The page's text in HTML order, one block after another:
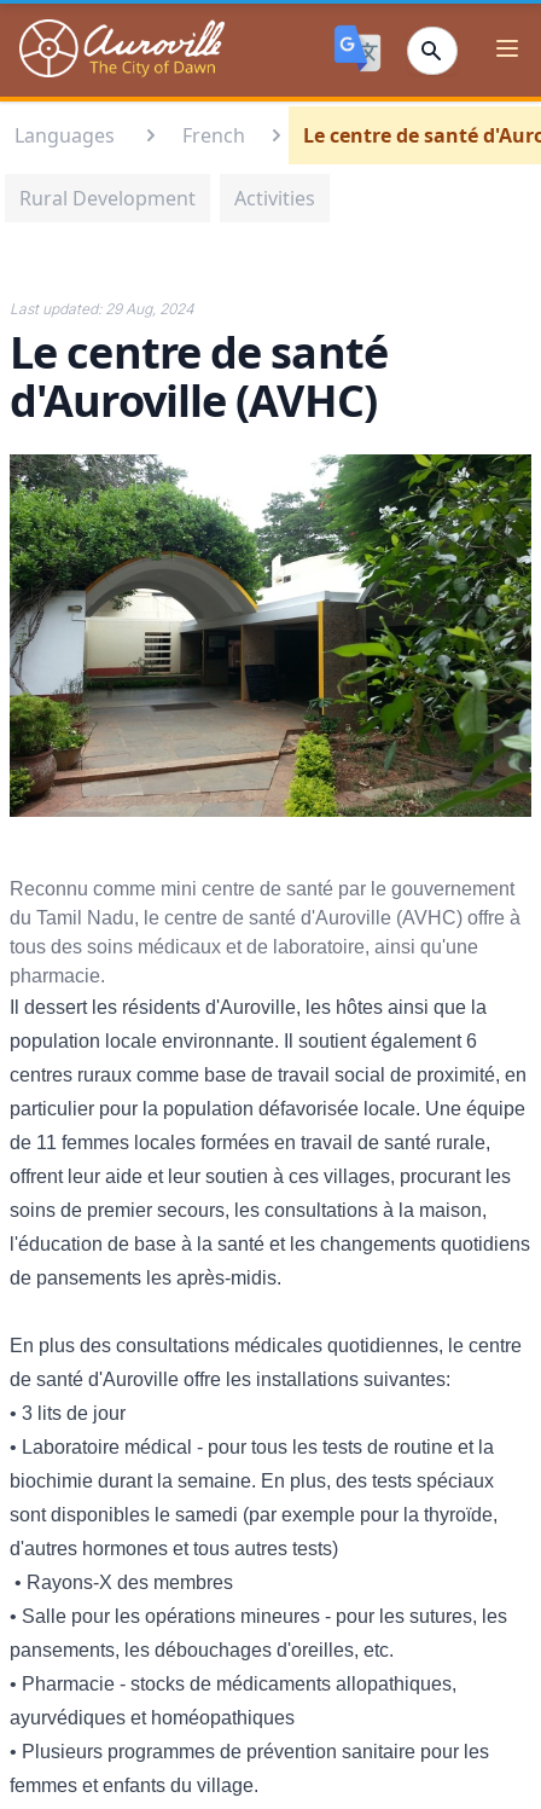
Auroville
Languages French Le centre de santé
Rural Development Activities
Last updated: 29 Aug, 2024
Le centre de santé
d'Auroville (AVHC)
Reconnu comme mini centre de santé par le gouvernement
du Tamil Nadu, le centre de santé d'Auroville (AVHC) offre à
tous des soins médicaux et de laboratoire, ainsi qu'une
pharmacie.
Il dessert les résidents d'Auroville, les hôtes ainsi que la
population locale environnante. Il soutient également 6
centres ruraux comme base de travail social de proximité, en
particulier pour la population défavorisée locale. Une équipe
de 11 femmes locales formées en travail de santé rurale,
offrent leur aide et leur soutien à ces villages, procurant les
soins de premier secours, les consultations à la maison,
l'éducation de base à la santé et les changements quotidiens
de pansements les après-midis.
En plus des consultations médicales quotidiennes, le centre
de santé d'Auroville offre les installations suivantes:
• 3 lits de jour
• Laboratoire médical - pour tous les tests de routine et la
biochimie durant la semaine. En plus, des tests spéciaux
sont disponibles le samedi (par exemple pour la thyroïde,
d'autres hormones et tous autres tests)
• Rayons-X des membres
• Salle pour les opérations mineures - pour les sutures, les
pansements, les débouchages d'oreilles, etc.
• Pharmacie - stocks de médicaments allopathiques,
ayurvédiques et homéopathiques
• Plusieurs programmes de prévention sanitaire pour les
femmes et enfants du village.